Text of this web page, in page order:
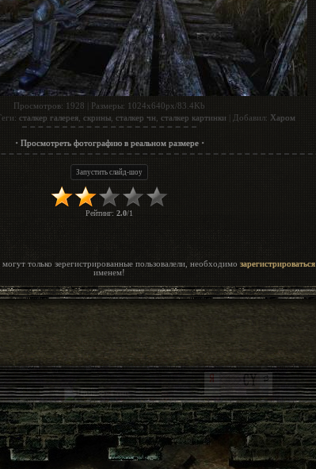
Просмотров: 1928 | Размеры: 1024x640px/83.4Kb
: сталкер галерея, скрины, сталкер чн сталкер картинки Добавил: Харом
· Просмотреть фотографию в реальном размере ·
Рейтинг: 2.0/1
только зерегистрированные пользовалели, необходимо зарегистрироваться
именем!